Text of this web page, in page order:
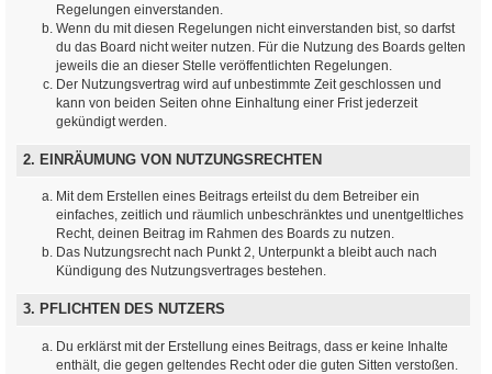
Regelungen einverstanden.
Wenn du mit diesen Regelungen nicht einverstanden bist, so darfst
du das Board nicht weiter nutzen. Für die Nutzung des Boards gelten
jeweils die an dieser Stelle veröffentlichten Regelungen.
Der Nutzungsvertrag wird auf unbestimmte Zeit geschlossen und
kann von beiden Seiten ohne Einhaltung einer Frist jederzeit
gekündigt werden.
2. EINRÄUMUNG VON NUTZUNGSRECHTEN
Mit dem Erstellen eines Beitrags erteilst du dem Betreiber ein
einfaches, zeitlich und räumlich unbeschränktes und unentgeltliches
Recht, deinen Beitrag im Rahmen des Boards zu nutzen.
Das Nutzungsrecht nach Punkt 2, Unterpunkt a bleibt auch nach
Kündigung des Nutzungsvertrages bestehen.
3. PFLICHTEN DES NUTZERS
Du erklärst mit der Erstellung eines Beitrags, dass er keine Inhalte
enthält, die gegen geltendes Recht oder die guten Sitten verstoßen.